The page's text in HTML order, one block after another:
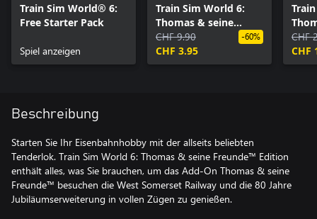
Train Sim World® 6:
Free Starter Pack
Spiel anzeigen
Train Sim World 6:
Thomas & seine
Freunde™ 80 Jahre
Jubiläumserweiterun
g
CHF 9.90
CHF 3.95
-60%
Visit
CHF
CHF
Beschreibung
Starten Sie Ihr Eisenbahnhobby mit der allseits beliebten
Tenderlok. Train Sim World 6: Thomas & seine Freunde™ Edition
enthält alles, was Sie brauchen, um das Add-On Thomas & seine
Freunde™ besuchen die West Somerset Railway und die 80 Jahre
Jubiläumserweiterung in vollen Zügen zu genießen.